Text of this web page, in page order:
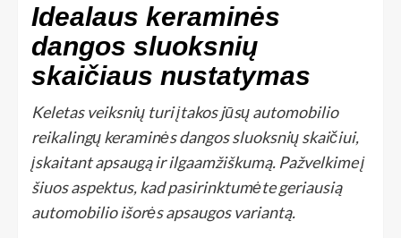
Idealaus keraminės
dangos sluoksnių
skaičiaus nustatymas
Keletas veiksnių turi įtakos jūsų automobilio
reikalingų keraminės dangos sluoksnių skaičiui,
įskaitant apsaugą ir ilgaamžiškumą. Pažvelkime į
šiuos aspektus, kad pasirinktumėte geriausią
automobilio išorės apsaugos variantą.